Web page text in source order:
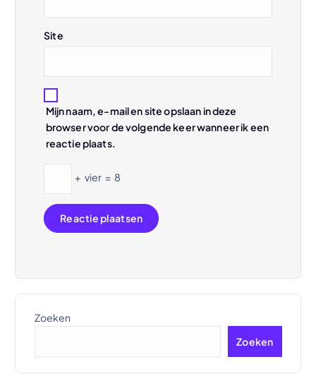
Site
Mijn naam, e-mail en site opslaan in deze
browser voor de volgende keer wanneer ik een
reactie plaats.
+ vier = 8
Zoeken
Zoeken